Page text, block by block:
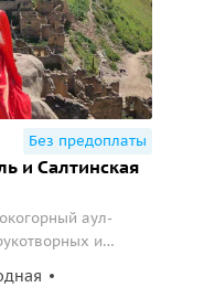
Без предоплаты
и Салтинская
аул-
и